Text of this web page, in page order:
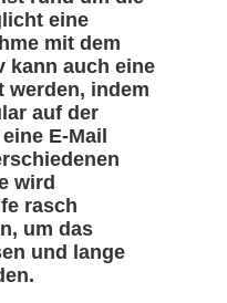
eine
mit dem
kann auch eine
werden, indem
auf der
E-Mail
wird
rasch
um das
und lange